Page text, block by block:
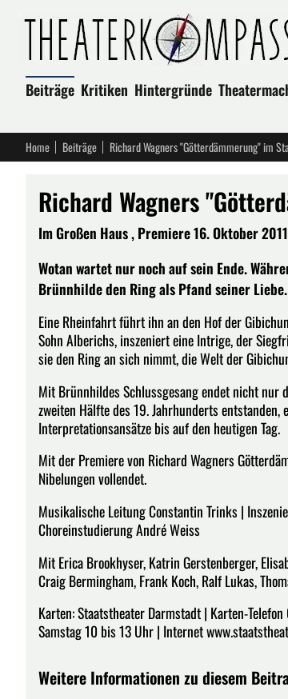
Beiträge Kritiken Hintergründe
Home Beiträge Richard Wagners "Götterdämmerung" im
Richard Wagners
Im Großen Haus , Premiere 16. Oktober
Wotan wartet nur noch auf sein Ende.
Brünnhilde den Ring als Pfand seiner Liebe.
Eine Rheinfahrt führt ihn an den Hof der
Sohn Alberichs, inszeniert eine Intrige, der
sie den Ring an sich nimmt, die Welt der
Mit Brünnhildes Schlussgesang endet nicht nur
zweiten Hälfte des 19. Jahrhunderts
Interpretationsansätze bis auf den heutigen Tag.
Mit der Premiere von Richard Wagners
Nibelungen vollendet.
Musikalische Leitung Constantin Trinks |
Choreinstudierung André Weiss
Mit Erica Brookhyser, Katrin Gerstenberger,
Craig Bermingham, Frank Koch, Ralf Lukas,
Karten: Staatstheater Darmstadt | Karten-
Samstag 10 bis 13 Uhr | Internet
Weitere Informationen zu diesem